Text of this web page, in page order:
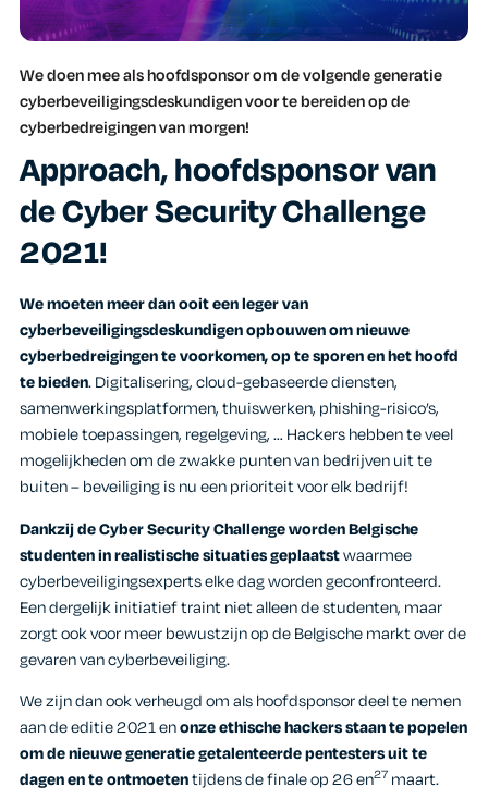
We doen mee als hoofdsponsor om de volgende generatie
cyberbeveiligingsdeskundigen voor te bereiden op de
cyberbedreigingen van morgen!
Approach, hoofdsponsor van
de Cyber Security Challenge
2021!
We moeten meer dan ooiteen leger van
cyberbeveiligingsdeskundigen opbouwen om nieuwe
cyberbedreigingen te voorkomen, op te sporen en het hoofd
te bieden. Digitalisering, cloud-gebaseerde diensten,
samenwerkingsplatformen, thuiswerken, phishing-risico’s,
mobiele toepassingen, regelgeving, … Hackers hebben te veel
mogelijkheden om de zwakke punten van bedrijven uit te
buiten – beveiliging is nu een prioriteit voor elk bedrijf!
Dankzij de Cyber Security Challenge worden Belgische
studenten in realistische situaties geplaatstwaarmee
cyberbeveiligingsexperts elke dag worden geconfronteerd.
Een dergelijk initiatief traint niet alleen de studenten, maar
zorgt ook voor meer bewustzijn op de Belgische markt over de
gevaren van cyberbeveiliging.
We zijn dan ook verheugd om als hoofdsponsor deel te nemen
aan de editie 2021 enonze ethische hackers staan te popelen
om de nieuwe generatie getalenteerde pentesters uit te
dagen en te ontmoetentijdens de finale op 26 en27 maart.